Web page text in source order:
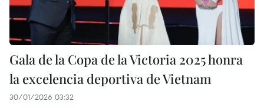
Gala de la Copa de la Victoria 2025 honra
la excelencia deportiva de Vietnam
30/01/2026 03:32